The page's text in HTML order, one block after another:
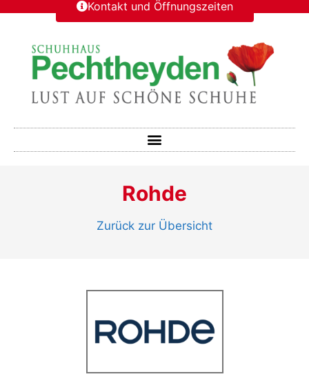
Kontakt und Öffnungszeiten
Rohde
Zurück zur Übersicht